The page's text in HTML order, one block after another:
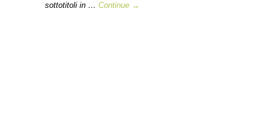
sottotitoli in … Continue →